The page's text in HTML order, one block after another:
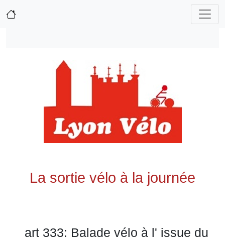
La sortie vélo à la journée
art 333: Balade vélo à l' issue du